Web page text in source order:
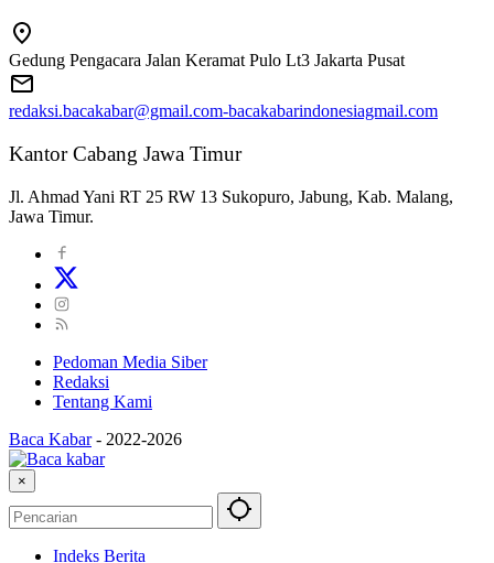
Gedung Pengacara Jalan Keramat Pulo Lt3 Jakarta Pusat
redaksi.bacakabar@gmail.com-bacakabarindonesiagmail.com
Kantor Cabang Jawa Timur
Jl. Ahmad Yani RT 25 RW 13 Sukopuro, Jabung, Kab. Malang,
Jawa Timur.
Pedoman Media Siber
Redaksi
Tentang Kami
Baca Kabar - 2022-2026
×
Indeks Berita